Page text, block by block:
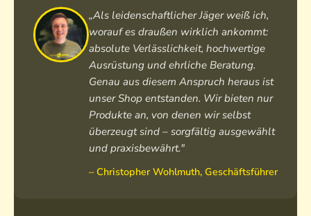
„Als leidenschaftlicher Jäger weiß ich,
worauf es draußen wirklich ankommt:
absolute Verlässlichkeit, hochwertige
Ausrüstung und ehrliche Beratung.
Genau aus diesem Anspruch heraus ist
unser Shop entstanden. Wir bieten nur
Produkte an, von denen wir selbst
überzeugt sind – sorgfältig ausgewählt
und praxisbewährt."
– Christopher Wohlmuth, Geschäftsführer